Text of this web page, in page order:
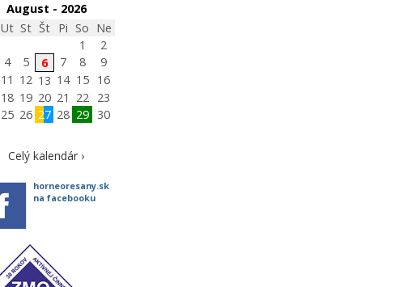
August - 2026
Ut St Št Pi So Ne
1
2
4 5 6 7 8
9
11 12 13 14 15
16
18 19 20 21 22
23
25 26 27 28 29
30
Celý kalendár ›
horneoresany.sk
na facebooku